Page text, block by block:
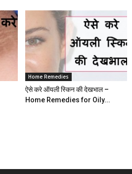
Home Remedies
ऐसे करे ऑयली स्किन की देखभाल –
Home Remedies for Oily...